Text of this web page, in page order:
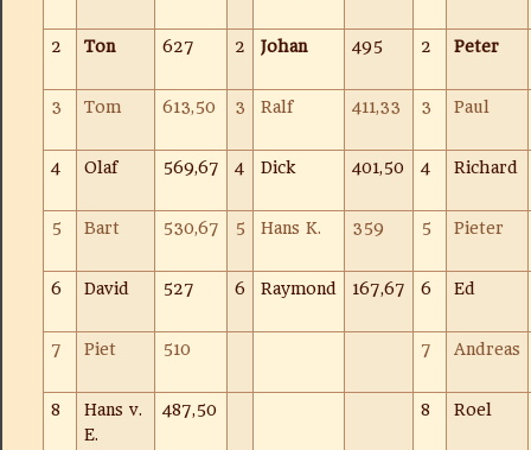
2 Ton 627 2 Johan 495 2 Peter
3 Tom 613,50 3 Ralf 411,33 3 Paul
4 Olaf 569,67 4 Dick 401,50 4 Richard
5 Bart 530,67 5 Hans K. 359 5 Pieter
6 David 527 6 Raymond 167,67 6 Ed
7 Piet 510 7 Andreas
8
Hans v.
E.
487,50 8 Roel